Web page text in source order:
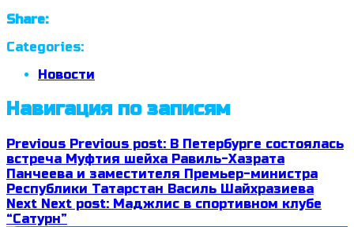
Share:
Categories:
Новости
Навигация по записям
Previous Previous post: В Петербурге состоялась
встреча Муфтия шейха Равиль-Хазрата
Панчеева и заместителя Премьер-министра
Республики Татарстан Василь Шайхразиева
Next Next post: Маджлис в спортивном клубе
“Сатурн”